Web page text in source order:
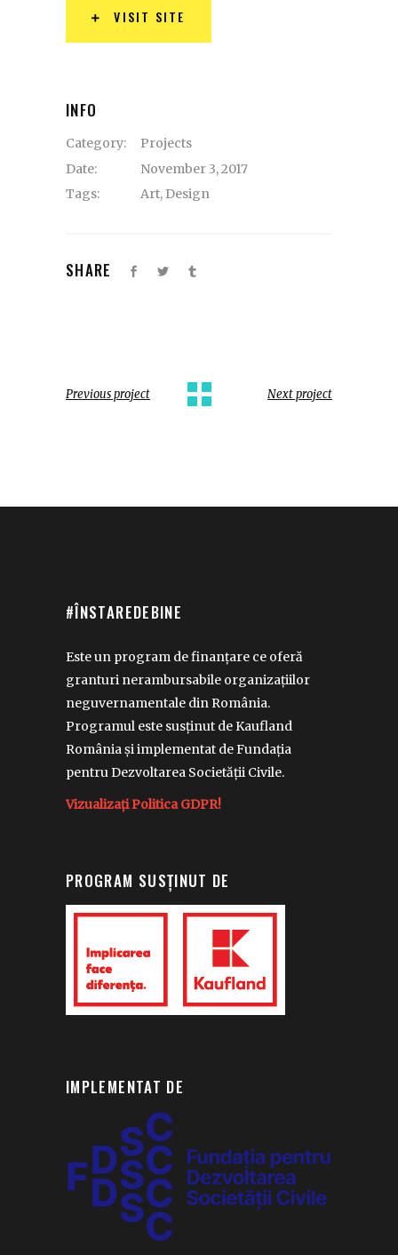
VISIT SITE
INFO
Category:
Projects
Date:
November 3, 2017
Tags:
Art, Design
SHARE
Previous project Next project
#ÎNSTAREDEBINE
Este un program de finanțare ce oferă
granturi nerambursabile organizațiilor
neguvernamentale din România.
Programul este susținut de Kaufland
România și implementat de Fundația
pentru Dezvoltarea Societății Civile.
Vizualizați Politica GDPR!
PROGRAM SUSȚINUT DE
IMPLEMENTAT DE